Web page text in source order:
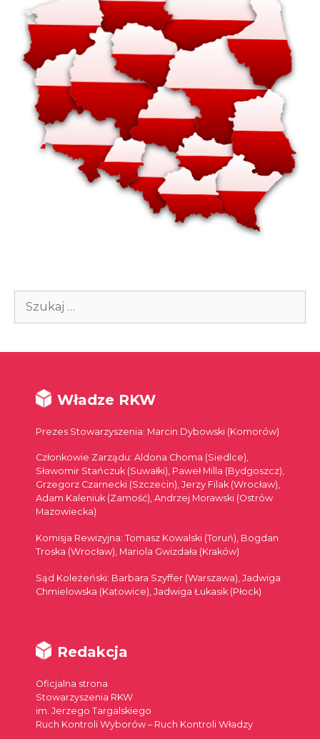
Szukaj:
Władze RKW
Prezes Stowarzyszenia: Marcin Dybowski (Komorów)
Członkowie Zarządu: Aldona Choma (Siedlce),
Sławomir Stańczuk (Suwałki), Paweł Milla (Bydgoszcz),
Grzegorz Czarnecki (Szczecin), Jerzy Filak (Wrocław),
Adam Kaleniuk (Zamość), Andrzej Morawski (Ostrów
Mazowiecka)
Komisja Rewizyjna: Tomasz Kowalski (Toruń), Bogdan
Troska (Wrocław), Mariola Gwizdała (Kraków)
Sąd Koleżeński: Barbara Szyffer (Warszawa), Jadwiga
Chmielowska (Katowice), Jadwiga Łukasik (Płock)
Redakcja
Oficjalna strona
Stowarzyszenia RKW
im. Jerzego Targalskiego
Ruch Kontroli Wyborów – Ruch Kontroli Władzy